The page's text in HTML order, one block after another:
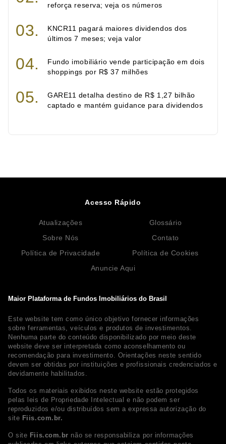
reforça reserva; veja os números
KNCR11 pagará maiores dividendos dos
últimos 7 meses; veja valor
Fundo imobiliário vende participação em dois
shoppings por R$ 37 milhões
GARE11 detalha destino de R$ 1,27 bilhão
captado e mantém guidance para dividendos
Maior Plataforma de Fundos Imobiliários do Brasil
Este website tem como único objetivo fornecer informações
sobre ferramentas, veículos e produtos de investimentos.
Nenhuma parte do conteúdo disponibilizado por meio deste
website deve ser interpretada como aconselhamento ou
recomendação para investimento. Orientações neste sentido
devem ser obtidas por instituições e profissionais credenciados e
devidamente habilitados.
Todos os materiais exibidos neste website estão protegidos
pelas leis de Propriedade Intelectual e não podem ser
reproduzidos e/ou distribuídos sem a expressa autorização do
site Fiis.com.br.
O site Fiis.com.br não se responsabiliza por informações
Acesso Rápido
Atualizações
Glossário
Sobre Nós
Contato
Política de Privacidade
Política de Cookies
Anuncie Aqui